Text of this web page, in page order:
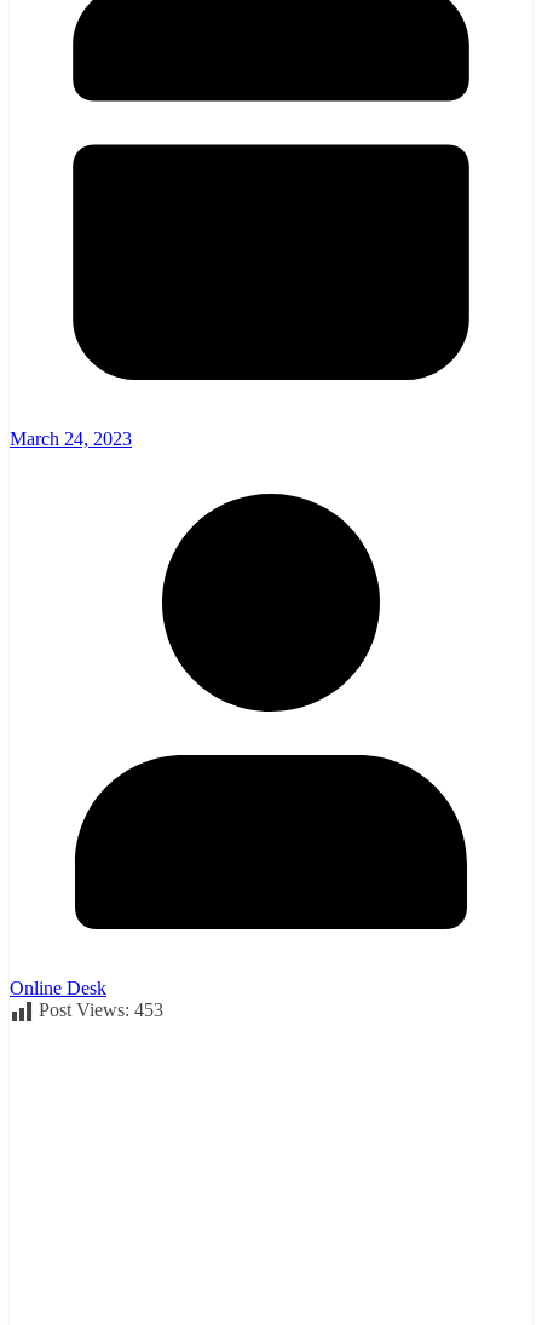
March 24, 2023
Online Desk
Post Views: 453